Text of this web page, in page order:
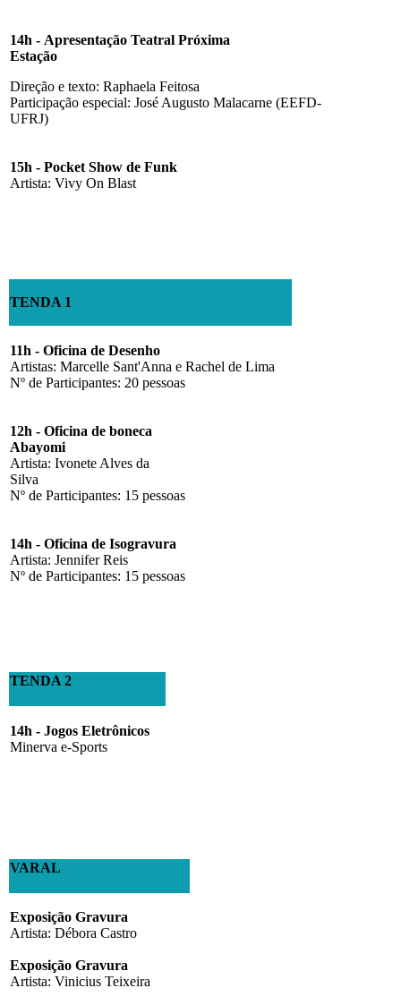
14h - Apresentação Teatral Próxima
Estação
Direção e texto: Raphaela Feitosa
Participação especial: José Augusto Malacarne (EEFD-
UFRJ)
15h - Pocket Show de Funk
Artista: Vivy On Blast
TENDA 1
11h - Oficina de Desenho
Artistas: Marcelle Sant'Anna e Rachel de Lima
Nº de Participantes: 20 pessoas
12h - Oficina de boneca
Abayomi
Artista: Ivonete Alves da
Silva
Nº de Participantes: 15 pessoas
14h - Oficina de Isogravura
Artista: Jennifer Reis
Nº de Participantes: 15 pessoas
TENDA 2
14h - Jogos Eletrônicos
Minerva e-Sports
VARAL
Exposição Gravura
Artista: Débora Castro
Exposição Gravura
Artista: Vinicius Teixeira